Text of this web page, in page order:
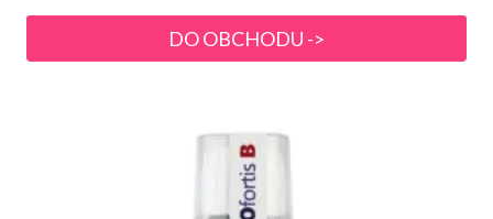
DO OBCHODU ->